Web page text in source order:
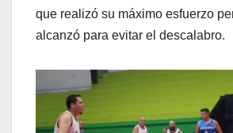
que realizó su máximo esfuerzo
alcanzó para evitar el descalabro.